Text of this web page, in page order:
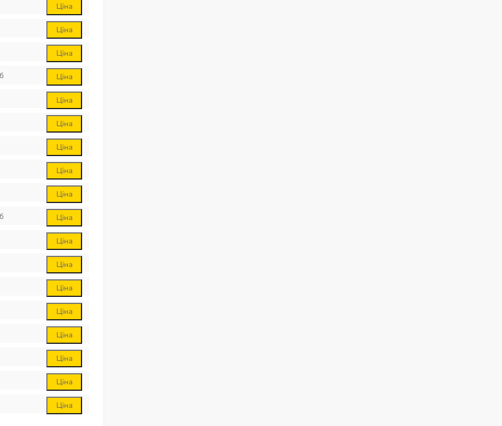
Ціна
Ціна
Ціна
Ціна
Ціна
Ціна
Ціна
Ціна
Ціна
Ціна
Ціна
Ціна
Ціна
Ціна
Ціна
Ціна
Ціна
Ціна